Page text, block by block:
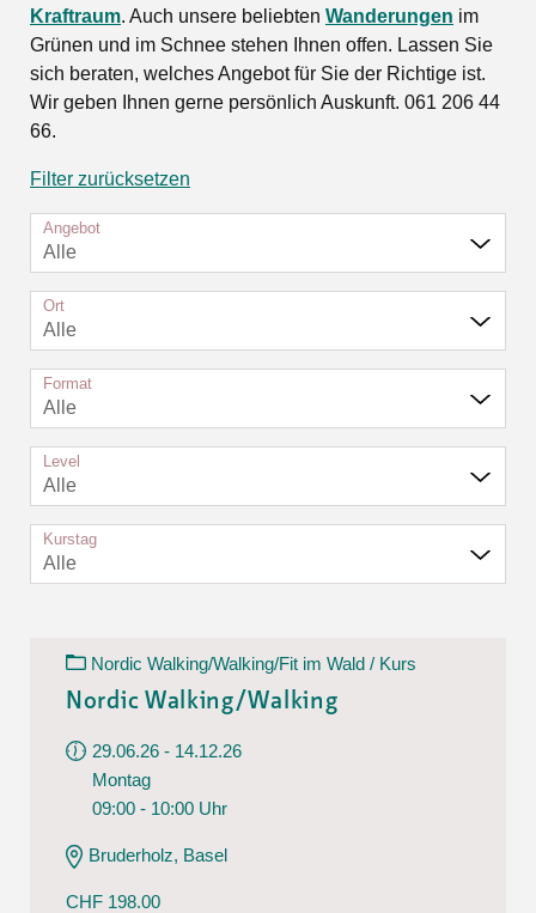
Kraftraum. Auch unsere beliebten Wanderungen im
Grünen und im Schnee stehen Ihnen offen. Lassen Sie
sich beraten, welches Angebot für Sie der Richtige ist.
Wir geben Ihnen gerne persönlich Auskunft. 061 206 44
66.
Filter zurücksetzen
Angebot
Alle
Ort
Alle
Format
Alle
Level
Alle
Kurstag
Alle
Nordic Walking/Walking/Fit im Wald / Kurs
Nordic Walking/Walking
29.06.26 - 14.12.26
Montag
09:00 - 10:00 Uhr
Bruderholz, Basel
CHF 198.00